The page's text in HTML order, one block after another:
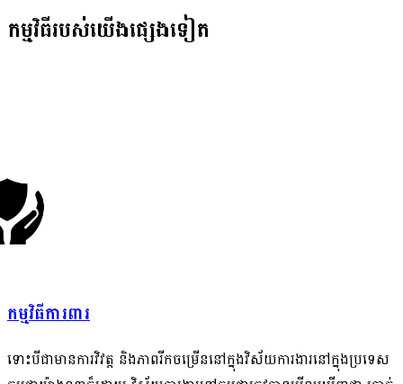
កម្មវិធីរបស់យើងផ្សេងទៀត
កម្មវិធីការពារ
ទោះបីជាមានការវិវត្ត និងភាពរីកចម្រើននៅក្នុងវិស័យការងារនៅក្នុងប្រទេស